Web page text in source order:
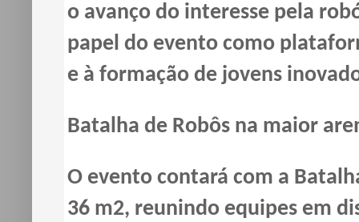
o avanço do interesse pela
papel do evento como
e à formação de jovens
Batalha de Robôs na maior
O evento contará com a
36 m2, reunindo equipes em